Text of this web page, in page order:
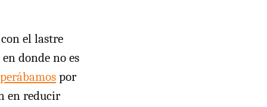
el lastre
donde no es
por
en reducir